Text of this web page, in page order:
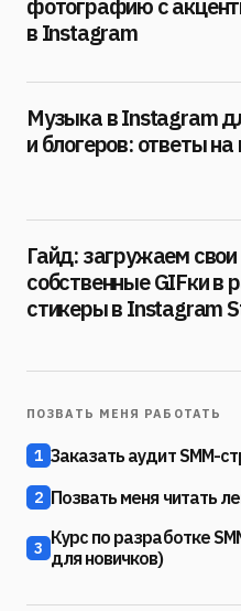
фотографию с
в Instagram
Музыка в Instagram
и блогеров: ответы
Гайд: загружаем свои
собственные GIFки в
стикеры в Instagram
ПОЗВАТЬ МЕНЯ РАБОТАТЬ
1 Заказать аудит SMM-
2 Позвать меня читать
3 Курс по разработке
для новичков)